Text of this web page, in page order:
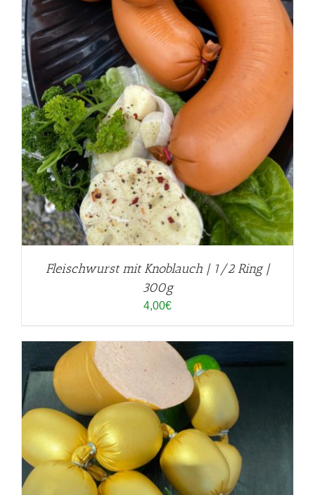
Fleischwurst mit Knoblauch | 1/2 Ring |
300g
4,00€